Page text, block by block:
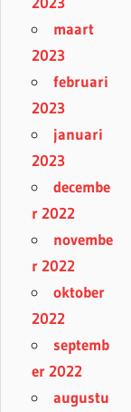
maart
2023
februari
2023
januari
2023
decembe
r 2022
novembe
r 2022
oktober
2022
septemb
er 2022
augustu